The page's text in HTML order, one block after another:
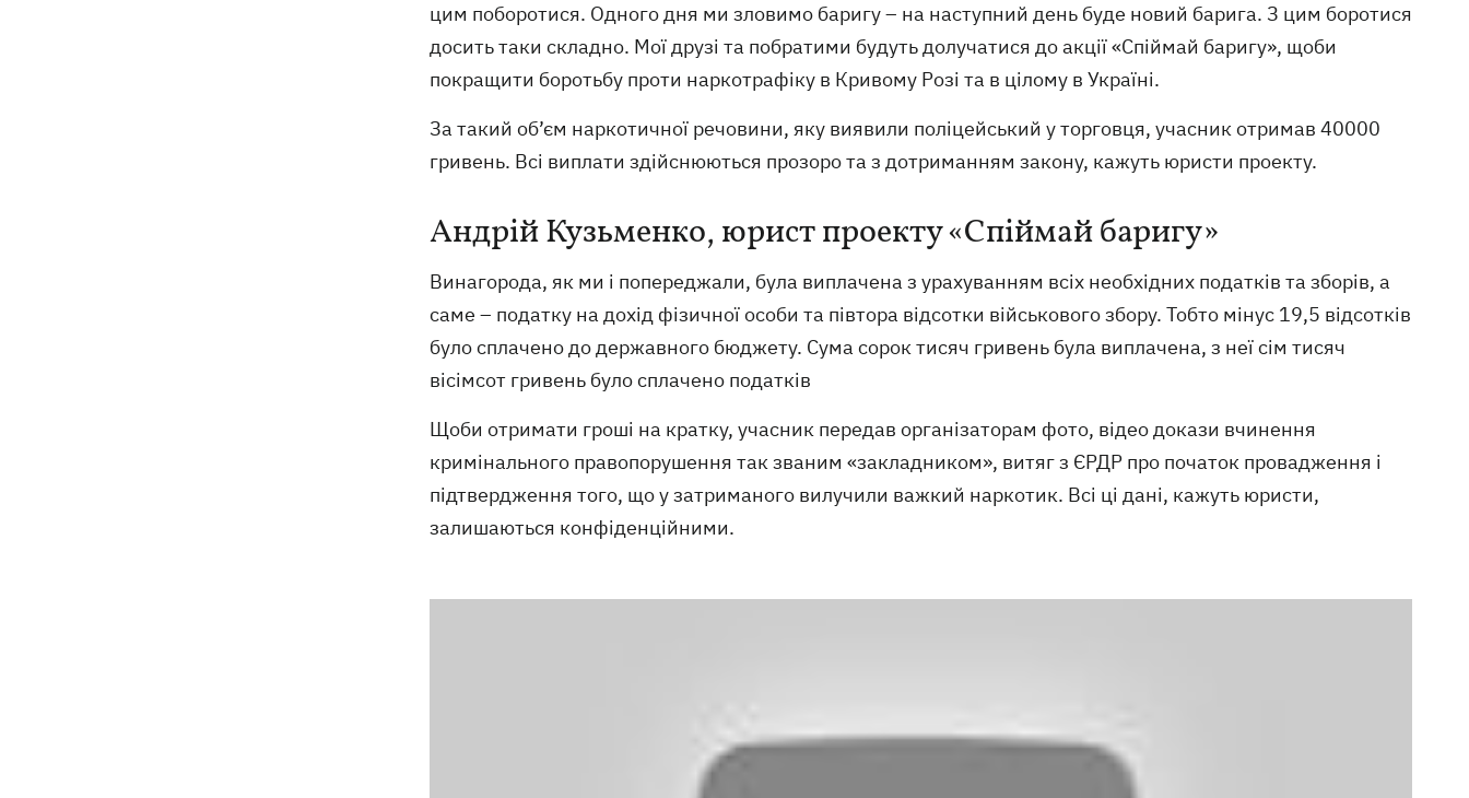
цим поборотися. Одного дня ми зловимо баригу – на наступний день буде новий барига. З цим боротися
досить таки складно. Мої друзі та побратими будуть долучатися до акції «Спіймай баригу», щоби
покращити боротьбу проти наркотрафіку в Кривому Розі та в цілому в Україні.
За такий об’єм наркотичної речовини, яку виявили поліцейський у торговця, учасник отримав 40000
гривень. Всі виплати здійснюються прозоро та з дотриманням закону, кажуть юристи проекту.
Андрій Кузьменко, юрист проекту «Спіймай баригу»
Винагорода, як ми і попереджали, була виплачена з урахуванням всіх необхідних податків та зборів, а
саме – податку на дохід фізичної особи та півтора відсотки військового збору. Тобто мінус 19,5 відсотків
було сплачено до державного бюджету. Сума сорок тисяч гривень була виплачена, з неї сім тисяч
вісімсот гривень було сплачено податків
Щоби отримати гроші на кратку, учасник передав організаторам фото, відео докази вчинення
кримінального правопорушення так званим «закладником», витяг з ЄРДР про початок провадження і
підтвердження того, що у затриманого вилучили важкий наркотик. Всі ці дані, кажуть юристи,
залишаються конфіденційними.